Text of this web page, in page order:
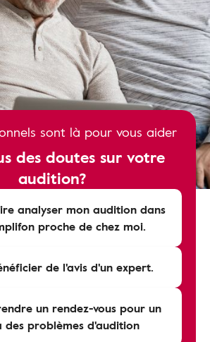
sont là pour vous aider
des doutes sur votre
audition?
analyser mon audition dans
proche de chez moi.
de l'avis d'un expert.
un rendez-vous pour un
des problèmes d'audition